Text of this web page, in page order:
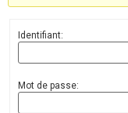
Identifiant:
Mot de passe: